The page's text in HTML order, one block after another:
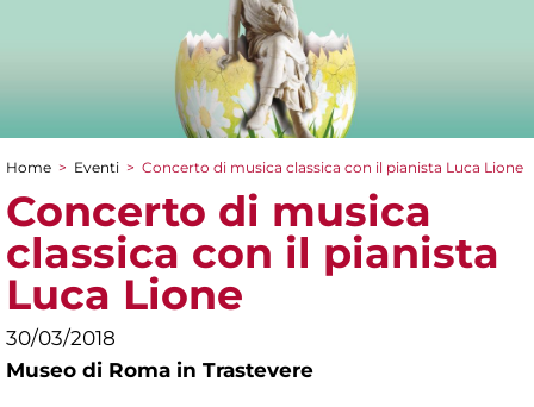
Tu sei qui
Home > Eventi > Concerto di musica classica con il pianista Luca Lione
Concerto di musica
classica con il pianista
Luca Lione
30/03/2018
Museo di Roma in Trastevere